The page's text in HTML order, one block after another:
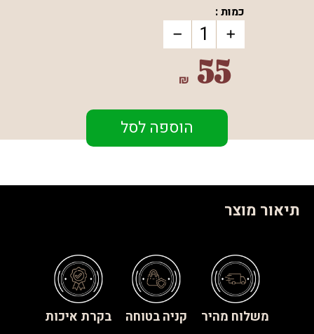
כמות :
55
₪
הוספה לסל
תיאור מוצר
משלוח מהיר קניה בטוחה בקרת איכות